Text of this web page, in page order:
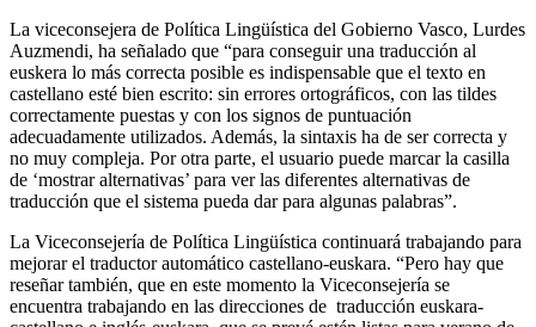
La viceconsejera de Política Lingüística del Gobierno Vasco, Lurdes
Auzmendi, ha señalado que “para conseguir una traducción al
euskera lo más correcta posible es indispensable que el texto en
castellano esté bien escrito: sin errores ortográficos, con las tildes
correctamente puestas y con los signos de puntuación
adecuadamente utilizados. Además, la sintaxis ha de ser correcta y
no muy compleja. Por otra parte, el usuario puede marcar la casilla
de ‘mostrar alternativas’ para ver las diferentes alternativas de
traducción que el sistema pueda dar para algunas palabras”.
La Viceconsejería de Política Lingüística continuará trabajando para
mejorar el traductor automático castellano-euskara. “Pero hay que
reseñar también, que en este momento la Viceconsejería se
encuentra trabajando en las direcciones de traducción euskara-